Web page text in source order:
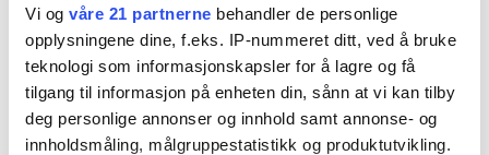
Vi og våre 21 partnerne behandler de personlige
opplysningene dine, f.eks. IP-nummeret ditt, ved å bruke
teknologi som informasjonskapsler for å lagre og få
tilgang til informasjon på enheten din, sånn at vi kan tilby
deg personlige annonser og innhold samt annonse- og
innholdsmåling, målgruppestatistikk og produktutvikling.
Det holder ikke å bare diskutere om partiet har riktig
leder. Det viktigste er å utvikle en politikk som
velgerne kjenner igjen. Det handler neppe om å kun ta
opp kampen mot Rødt.